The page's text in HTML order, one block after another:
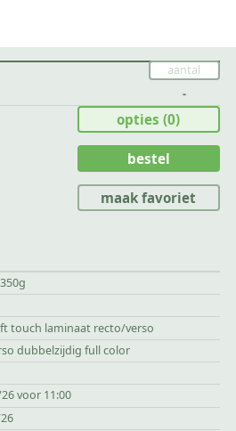
-
touch laminaat recto/verso
dubbelzijdig full color
voor 11:00
opties(0)
bestel
maak favoriet